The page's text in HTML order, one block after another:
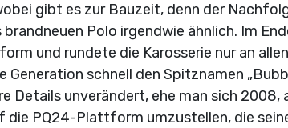
gibt es zur Bauzeit, denn der
brandneuen Polo irgendwie ähnlich. Im
und rundete die Karosserie nur an
Generation schnell den Spitznamen
Details unverändert, ehe man sich
die PQ24-Plattform umzustellen, die